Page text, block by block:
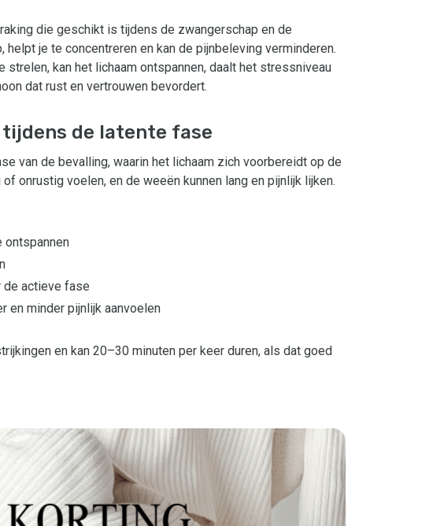
die geschikt is tijdens de zwangerschap en de
je te concentreren en kan de pijnbeleving verminderen.
strelen, kan het lichaam ontspannen, daalt het stressniveau
dat rust en vertrouwen bevordert.
tijdens de latente fase
van de bevalling, waarin het lichaam zich voorbereidt op de
onrustig voelen, en de weeën kunnen lang en pijnlijk lijken.
ontspannen
de actieve fase
en minder pijnlijk aanvoelen
en kan 20–30 minuten per keer duren, als dat goed